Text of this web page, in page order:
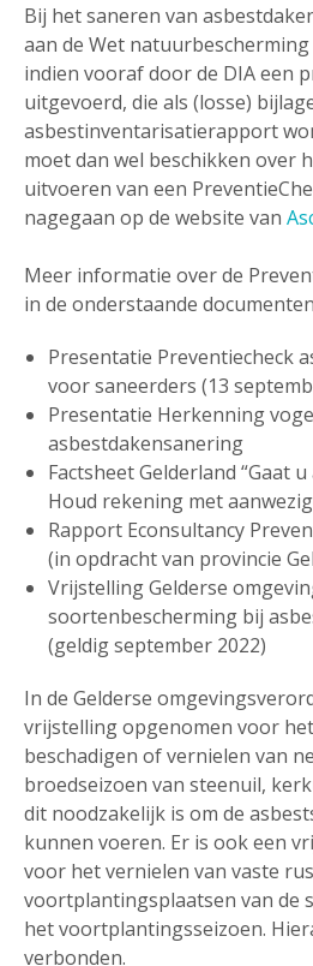
Bij het saneren van
aan de Wet
indien vooraf door de DIA een
uitgevoerd, die als (losse)
asbestinventarisatierapport
moet dan wel beschikken over
uitvoeren van een
nagegaan op de website van
Meer informatie over de
in de onderstaande
Presentatie Preventiecheck
voor saneerders (13
Presentatie Herkenning
asbestdakensanering
Factsheet Gelderland “Gaat
Houd rekening met
Rapport Econsultancy
(in opdracht van provincie
Vrijstelling Gelderse
soortenbescherming bij
(geldig september 2022)
In de Gelderse
vrijstelling opgenomen voor
beschadigen of vernielen van
broedseizoen van steenuil,
dit noodzakelijk is om de
kunnen voeren. Er is ook een
voor het vernielen van vaste
voortplantingsplaatsen van de
het voortplantingsseizoen.
verbonden.